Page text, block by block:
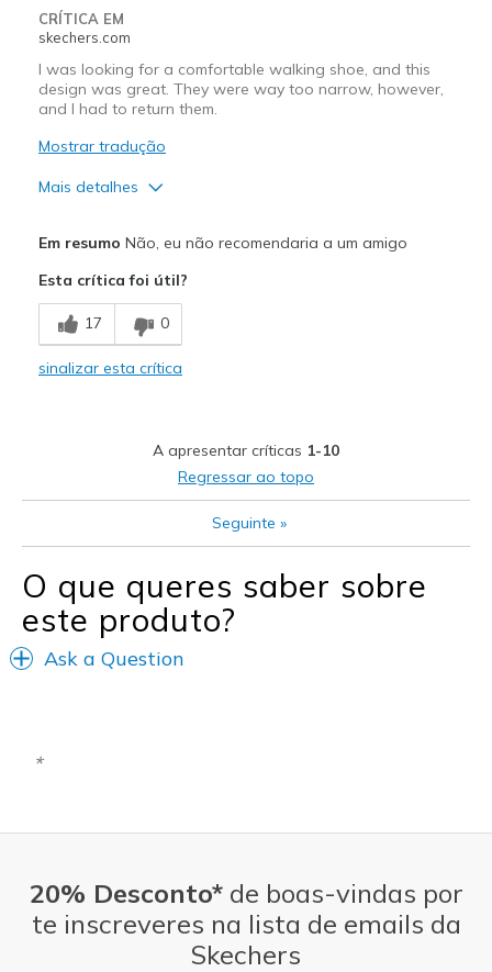
CRÍTICA EM
skechers.com
I was looking for a comfortable walking shoe, and this
design was great. They were way too narrow, however,
and I had to return them.
Mostrar tradução
Mais detalhes
Comfortable
Durable
Travel
Sizing
Feels true to size
View On Shoes
I'm Into Shoes
Em resumo Não, eu não recomendaria a um amigo
Esta crítica foi útil?
17 0
sinalizar esta crítica
A apresentar críticas 1-10
Regressar ao topo
Seguinte »
O que queres saber sobre
este produto?
Ask a Question
20% Desconto*de boas-vindas por
te inscreveres na lista de emails da
Skechers